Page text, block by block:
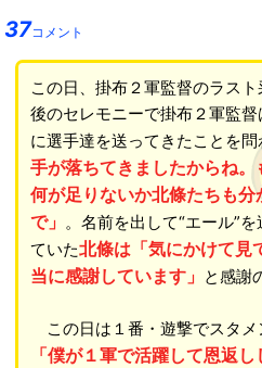
37コメント
この日、掛布２軍監督のラス
後のセレモニーで掛布２軍監
に選手達を送ってきたことを問
手が落ちてきましたからね
何が足りないか北條たちも
で」 。名前を出して“エール”
ていた北條は「気にかけて見
当に感謝しています」 と感謝
この日は１番・遊撃でスタメ
「僕が１軍で活躍して恩返